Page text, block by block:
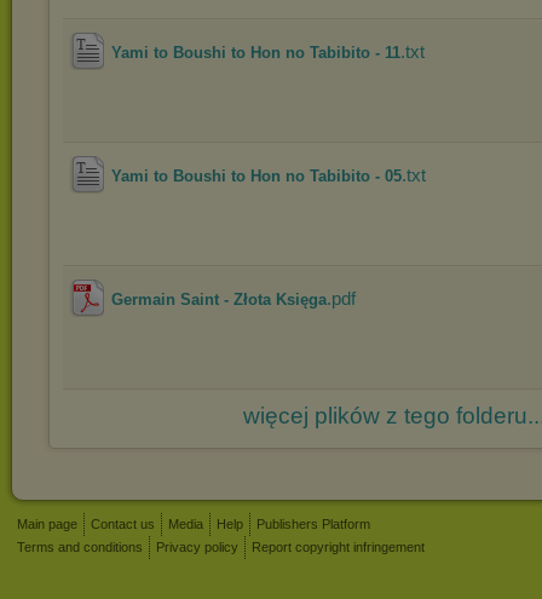
Yami to Boushi to Hon no Tabibito - 11.txt
Yami to Boushi to Hon no Tabibito - 05.txt
Germain Saint - Złota Księga.pdf
więcej plików z tego
Main page Contact us Media Help
Publishers Platform
Terms and conditions
Privacy policy Report copyright infringement